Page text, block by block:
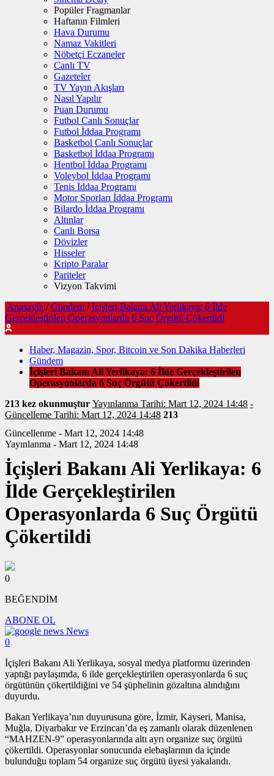
Popüler Fragmanlar
Haftanın Filmleri
Hava Durumu
Namaz Vakitleri
Nöbetçi Eczaneler
Canlı TV
Gazeteler
TV Yayın Akışları
Nasıl Yapılır
Puan Durumu
Futbol Canlı Sonuçlar
Futbol İddaa Programı
Basketbol Canlı Sonuçlar
Basketbol İddaa Programı
Hentbol İddaa Programı
Voleybol İddaa Programı
Tenis İddaa Programı
Motor Sporları İddaa Programı
Bilardo İddaa Programı
Altınlar
Canlı Borsa
Dövizler
Hisseler
Kripto Paralar
Pariteler
Vizyon Takvimi
Anasayfa / Gündem / İçişleri Bakanı Ali Yerlikaya: 6 İlde
Gerçekleştirilen Operasyonlarda 6 Suç Örgütü Çökertildi
Haber, Magazin, Spor, Bitcoin ve Son Dakika Haberleri
Gündem
İçişleri Bakanı Ali Yerlikaya: 6 İlde Gerçekleştirilen
Operasyonlarda 6 Suç Örgütü Çökertildi
213 kez okunmuştur Yayınlanma Tarihi: Mart 12, 2024 14:48 -
Güncelleme Tarihi: Mart 12, 2024 14:48 213
Güncellenme - Mart 12, 2024 14:48
Yayınlanma - Mart 12, 2024 14:48
İçişleri Bakanı Ali Yerlikaya: 6
İlde Gerçekleştirilen
Operasyonlarda 6 Suç Örgütü
Çökertildi
0
BEĞENDİM
ABONE OL
News
0
İçişleri Bakanı Ali Yerlikaya, sosyal medya platformu üzerinden
yaptığı paylaşımda, 6 ilde gerçekleştirilen operasyonlarda 6 suç
örgütünün çökertildiğini ve 54 şüphelinin gözaltına alındığını
duyurdu.
Bakan Yerlikaya’nın duyurusuna göre, İzmir, Kayseri, Manisa,
Muğla, Diyarbakır ve Erzincan’da eş zamanlı olarak düzenlenen
“MAHZEN-9” operasyonlarında altı ayrı organize suç örgütü
çökertildi. Operasyonlar sonucunda elebaşlarının da içinde
bulunduğu toplam 54 organize suç örgütü üyesi yakalandı.